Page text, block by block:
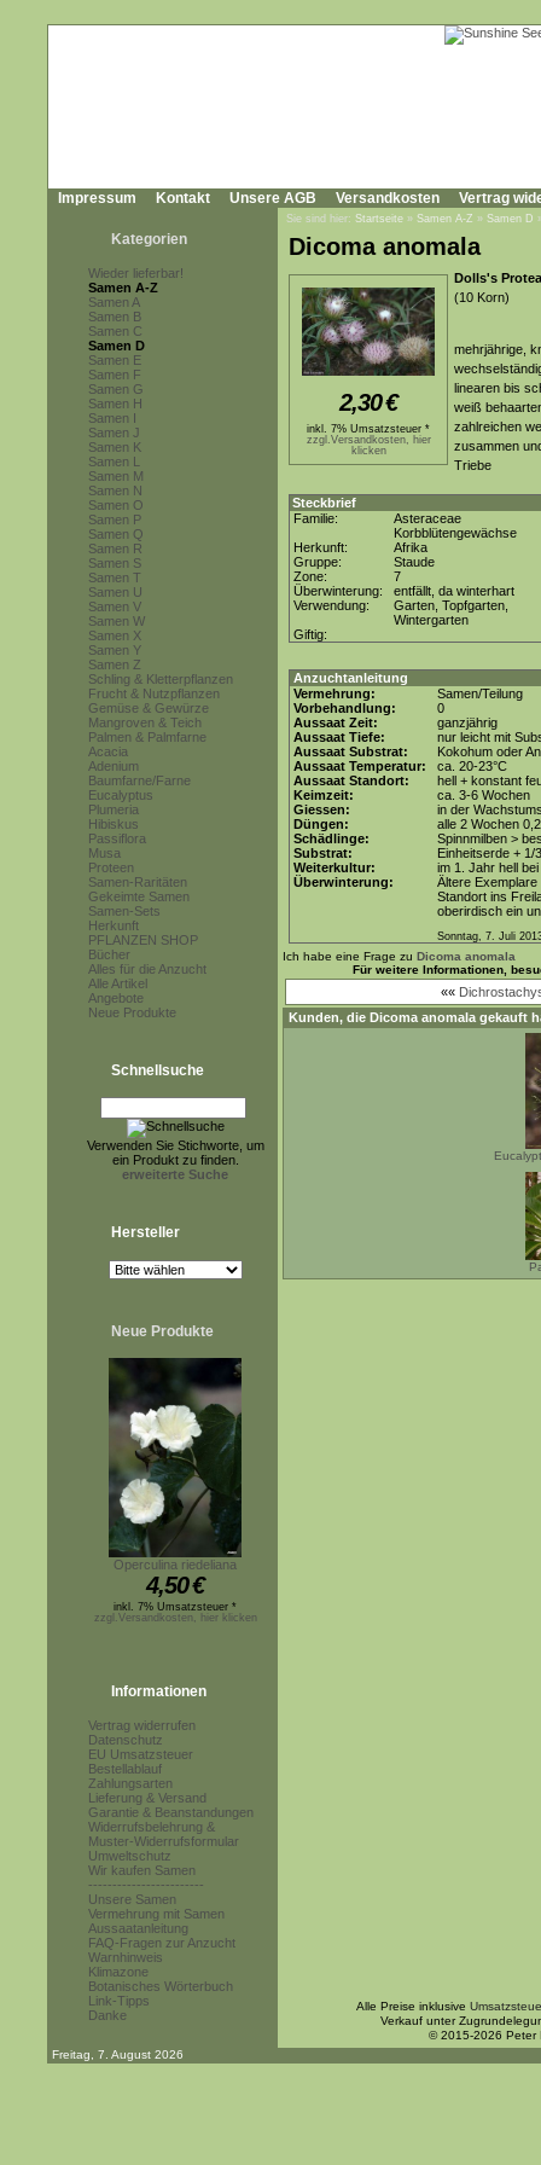
Impressum Kontakt Unsere AGB Versandkosten Vertrag
Kategorien
Wieder lieferbar!
Samen A-Z
Samen A
Samen B
Samen C
Samen D
Samen E
Samen F
Samen G
Samen H
Samen I
Samen J
Samen K
Samen L
Samen M
Samen N
Samen O
Samen P
Samen Q
Samen R
Samen S
Samen T
Samen U
Samen V
Samen W
Samen X
Samen Y
Samen Z
Schling & Kletterpflanzen
Frucht & Nutzpflanzen
Gemüse & Gewürze
Mangroven & Teich
Palmen & Palmfarne
Acacia
Adenium
Baumfarne/Farne
Eucalyptus
Plumeria
Hibiskus
Passiflora
Musa
Proteen
Samen-Raritäten
Gekeimte Samen
Samen-Sets
Herkunft
PFLANZEN SHOP
Bücher
Alles für die Anzucht
Alle Artikel
Angebote
Neue Produkte
Schnellsuche
Verwenden Sie Stichworte, um
ein Produkt zu finden.
erweiterte Suche
Hersteller
Neue Produkte
Operculina riedeliana
4,50€
inkl. 7% Umsatzsteuer *
zzgl.Versandkosten, hier klicken
Informationen
Vertrag widerrufen
Datenschutz
EU Umsatzsteuer
Bestellablauf
Zahlungsarten
Lieferung & Versand
Garantie & Beanstandungen
Widerrufsbelehrung &
Muster-Widerrufsformular
Umweltschutz
Wir kaufen Samen
------------------------
Unsere Samen
Vermehrung mit Samen
Aussaatanleitung
FAQ-Fragen zur Anzucht
Warnhinweis
Klimazone
Botanisches Wörterbuch
Link-Tipps
Danke
Sie sind hier: Startseite » Samen A-Z » Samen D
Dicoma anomala
2,30€
inkl. 7% Umsatzsteuer *
zzgl.Versandkosten, hier
klicken
Dolls's
(10 Korn)
mehrjährige,
linearen bis
weiß
zahlreichen
zusammen
Triebe
Steckbrief
Familie:
Asteraceae
Korbblütengewächse
Herkunft:
Afrika
Gruppe:
Staude
Zone:
7
Überwinterung:
entfällt, da winterhart
Verwendung:
Garten, Topfgarten,
Wintergarten
Giftig:
Anzuchtanleitung
Vermehrung:
Samen/Teilung
Vorbehandlung:
0
Aussaat Zeit:
ganzjährig
Aussaat Tiefe:
nur leicht mit
Aussaat Substrat:
Kokohum oder
Aussaat Temperatur:
ca. 20-23°C
Aussaat Standort:
hell + konstant
Keimzeit:
ca. 3-6 Wochen
Giessen:
in der
Düngen:
alle 2 Wochen
Schädlinge:
Spinnmilben >
Substrat:
Einheitserde + 1/
Weiterkultur:
im 1. Jahr hell
Überwinterung:
Ältere
Standort ins
oberirdisch ein
Sonntag, 7. Juli
Ich habe eine Frage zu Dicoma anomala
Für weitere Informationen,
««
Kunden, die Dicoma anomala gekauft
Alle Preise inklusive
Verkauf unter
© 2015-2026 Peter
Freitag, 7. August 2026